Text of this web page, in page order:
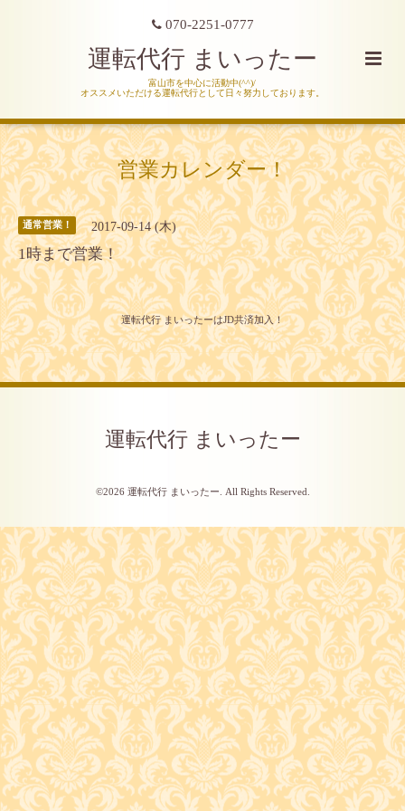
070-2251-0777
運転代行 まいったー
富山市を中心に活動中(^^)/
オススメいただける運転代行として日々努力しております。
営業カレンダー！
通常営業！ 2017-09-14 (木)
1時まで営業！
運転代行 まいったーはJD共済加入！
運転代行 まいったー
©2026 運転代行 まいったー . All Rights Reserved.